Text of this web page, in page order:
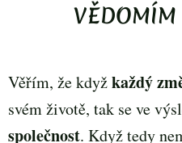
Věřím, že kdyžkaždý
svém životě, tak se ve
společnost. Když tedy